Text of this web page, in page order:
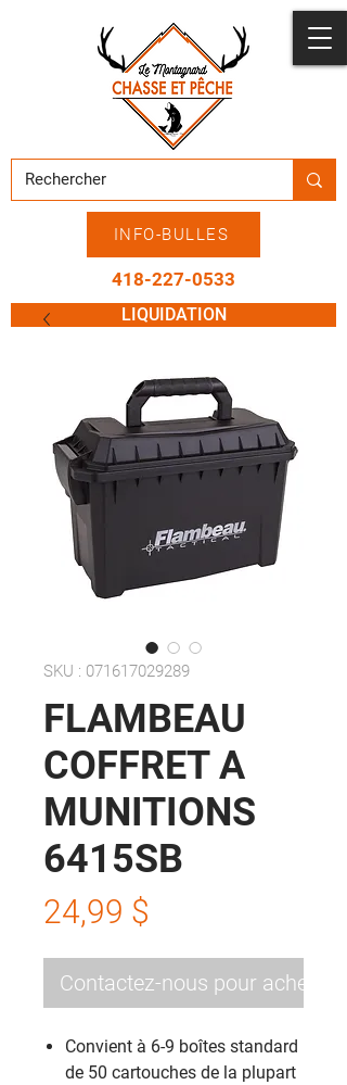
INFO-BULLES
418-227-0533
LIQUIDATION
SKU : 071617029289
FLAMBEAU
COFFRET A
MUNITIONS
6415SB
24,99 $
Contactez-nous pour acheter
‎Convient à 6-9 boîtes standard
de 50 cartouches de la plupart